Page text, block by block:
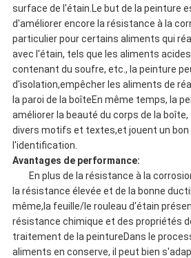
surface de l'étain.Le but de la peinture
d'améliorer encore la résistance à la
particulier pour certains aliments qui
avec l'étain, tels que les aliments
contenant du soufre, etc., la peinture
d'isolation,empêcher les aliments de
la paroi de la boîteEn même temps, la
améliorer la beauté du corps de la
divers motifs et textes,et jouent un bon
l'identification.
Avantages de performance:
En plus de la résistance à la
la résistance élevée et de la bonne
même,la feuille/le rouleau d'étain
résistance chimique et des propriétés
traitement de la peintureDans le
aliments en conserve, il peut bien